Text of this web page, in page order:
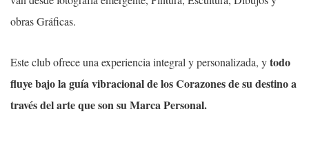
obras Gráficas.
Este club ofrece una experiencia integral y personalizada, ytodo
fluye bajo la guía vibracional de los Corazones de su destino a
través del arte que son su Marca Personal.